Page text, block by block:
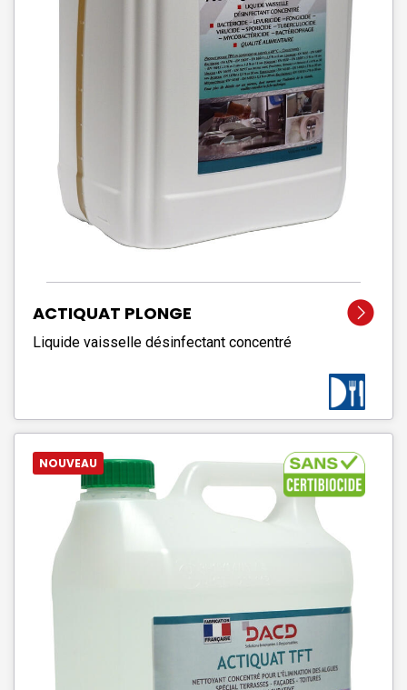
ACTIQUAT PLONGE
Liquide vaisselle désinfectant concentré
NOUVEAU